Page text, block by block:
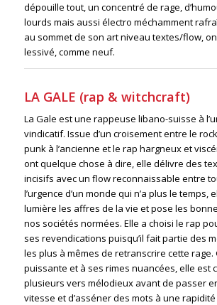
dépouille tout, un concentré de rage,
lourds mais aussi électro méchamment
au sommet de son art niveau textes/flow,
lessivé, comme neuf.
LA GALE (rap & witchcraft)
La Gale est une rappeuse libano-suisse à
vindicatif. Issue d’un croisement entre le
punk à l’ancienne et le rap hargneux et
ont quelque chose à dire, elle délivre des
incisifs avec un flow reconnaissable entre
l’urgence d’un monde qui n’a plus le temps,
lumière les affres de la vie et pose les
nos sociétés normées. Elle a choisi le rap
ses revendications puisqu’il fait partie des
les plus à mêmes de retranscrire cette rage.
puissante et à ses rimes nuancées, elle est
plusieurs vers mélodieux avant de passer
vitesse et d’asséner des mots à une